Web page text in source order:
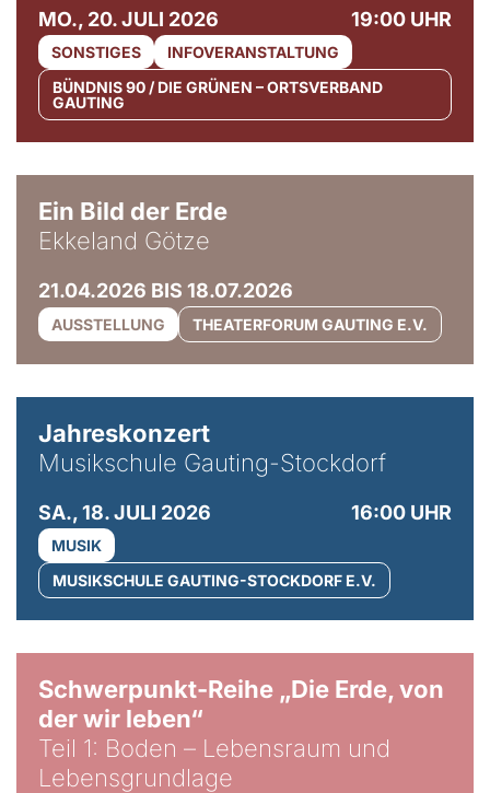
MO., 20. JULI 2026 19:00 UHR
SONSTIGES
INFOVERANSTALTUNG
BÜNDNIS 90 / DIE GRÜNEN – ORTSVERBAND
GAUTING
Ein Bild der Erde
Ekkeland Götze
21.04.2026 BIS 18.07.2026
AUSSTELLUNG THEATERFORUM GAUTING E.V.
Jahreskonzert
Musikschule Gauting-Stockdorf
SA., 18. JULI 2026 16:00 UHR
MUSIK
MUSIKSCHULE GAUTING-STOCKDORF E.V.
Schwerpunkt-Reihe „Die Erde, von
der wir leben“
Teil 1: Boden – Lebensraum und
Lebensgrundlage